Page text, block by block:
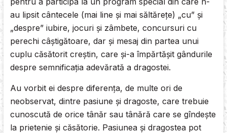
au lipsit cântecele (mai line şi mai săltăreţe) „cu” şi
„despre” iubire, jocuri şi zâmbete, concursuri cu
perechi câștigătoare, dar şi mesaj din partea unui
cuplu căsătorit creştin, care şi-a împărtăşit gândurile
despre semnificaţia adevărată a dragostei.
Au vorbit ei despre diferenţa, de multe ori de
neobservat, dintre pasiune şi dragoste, care trebuie
cunoscută de orice tânăr sau tânără care se gîndeşte
la prietenie şi căsătorie. Pasiunea şi dragostea pot